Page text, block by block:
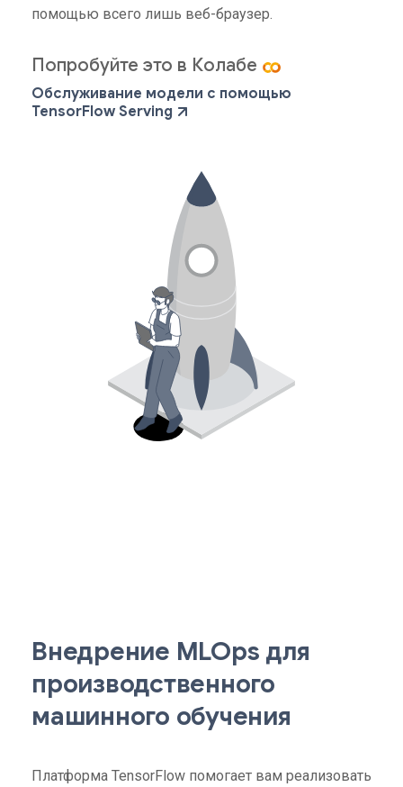
помощью всего лишь веб-браузер.
Попробуйте это в Колабе
Обслуживание модели с помощью
TensorFlow Serving
Внедрение MLOps для
производственного
машинного обучения
Платформа TensorFlow помогает вам реализовать